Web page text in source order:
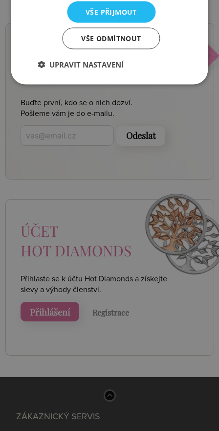
NOVINKY,
SLEVY, AKCE
Buďte první, kdo se o nich dozví.
Pošleme vám je do e-mailu.
Odeslat
ÚČET
HOT DIAMONDS
Přihlaste se k účtu Hot Diamonds a získejte
slevy a výhody členství.
Přihlášení Registrace
ZÁKAZNICKÝ SERVIS
VŠE PŘIJMOUT
VŠE ODMÍTNOUT
UPRAVIT NASTAVENÍ